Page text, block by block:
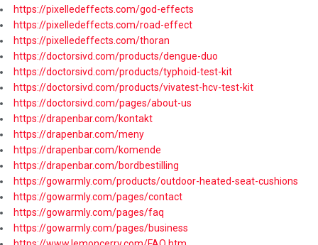
https://pixelledeffects.com/god-effects
https://pixelledeffects.com/road-effect
https://pixelledeffects.com/thoran
https://doctorsivd.com/products/dengue-duo
https://doctorsivd.com/products/typhoid-test-kit
https://doctorsivd.com/products/vivatest-hcv-test-kit
https://doctorsivd.com/pages/about-us
https://drapenbar.com/kontakt
https://drapenbar.com/meny
https://drapenbar.com/komende
https://drapenbar.com/bordbestilling
https://gowarmly.com/products/outdoor-heated-seat-cushions
https://gowarmly.com/pages/contact
https://gowarmly.com/pages/faq
https://gowarmly.com/pages/business